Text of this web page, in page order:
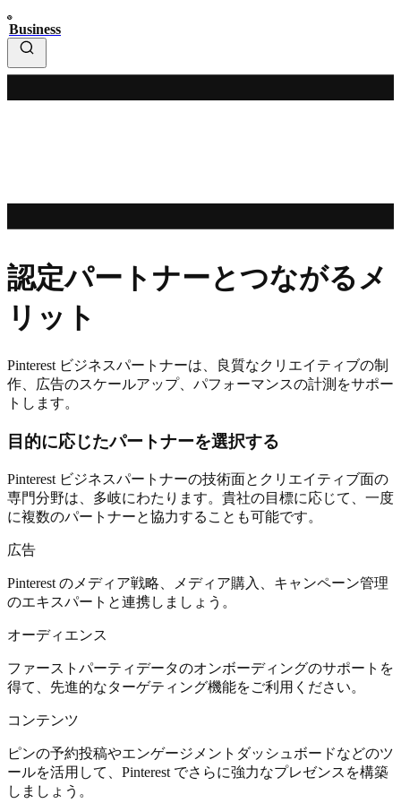
Business
認定パートナーとつながるメ
リット
Pinterest ビジネスパートナーは、良質なクリエイティブの制
作、広告のスケールアップ、パフォーマンスの計測をサポー
トします。
目的に応じたパートナーを選択する
Pinterest ビジネスパートナーの技術面とクリエイティブ面の
専門分野は、多岐にわたります。貴社の目標に応じて、一度
に複数のパートナーと協力することも可能です。
広告
Pinterest のメディア戦略、メディア購入、キャンペーン管理
のエキスパートと連携しましょう。
オーディエンス
ファーストパーティデータのオンボーディングのサポートを
得て、先進的なターゲティング機能をご利用ください。
コンテンツ
ピンの予約投稿やエンゲージメントダッシュボードなどのツ
ールを活用して、Pinterest でさらに強力なプレゼンスを構築
しましょう。